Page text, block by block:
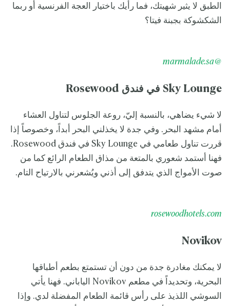
الطبق لا يثير شهيتك، فما رأيك باختيار العجة الفرنسية أو ربما
الشكشوكة بجبنة فيتا؟
@marmalade.sa
Sky Lounge في فندق Rosewood
لا شيء يضاهي، بالنسبة إليّ، روعة الجلوس لتناول العشاء
أمام مشهد البحر. وفي جدة لا يخذلني البحر أبداً، وخصوصاً إذا
قررت تناول طعامي في Sky Lounge في فندق Rosewood.
فهنا أستمد شعوري بالمتعة من مذاق الطعام الرائع كما من
صوت الأمواج الذي يتدفق إلى أذني ويُشعرني بالارتياح التام.
rosewoodhotels.com
Novikov
لا يمكنك مغادرة جدة من دون أن تستمتع بطعم أطباقها
البحرية، وتحديداً في مطعم Novikov الياباني. فهنا يأتي
السوشي اللذيذ على رأس قائمة الطعام المفضلة لدي. وإذا